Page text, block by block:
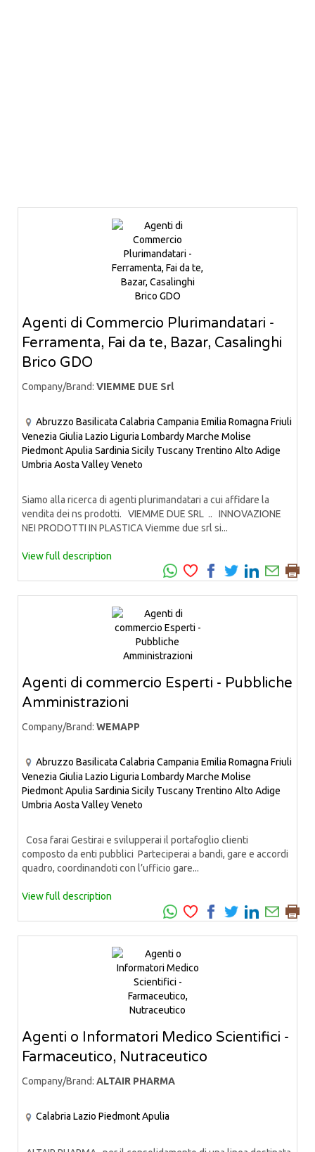
Agenti di Commercio Plurimandatari -
Ferramenta, Fai da te, Bazar, Casalinghi
Brico GDO
Company/Brand: VIEMME DUE Srl
Abruzzo Basilicata Calabria Campania Emilia Romagna Friuli
Venezia Giulia Lazio Liguria LombardyMarche Molise
PiedmontApulia Sardinia Sicily Tuscany Trentino Alto Adige
Umbria Aosta ValleyVeneto
Siamo alla ricerca di agenti plurimandatari a cui affidare la
vendita dei ns prodotti. VIEMME DUE SRL .. INNOVAZIONE
NEI PRODOTTI IN PLASTICA Viemme due srl si...
View full description
Agenti di commercio Esperti - Pubbliche
Amministrazioni
Company/Brand: WEMAPP
Abruzzo Basilicata Calabria Campania Emilia Romagna Friuli
Venezia Giulia Lazio Liguria LombardyMarche Molise
PiedmontApulia Sardinia Sicily Tuscany Trentino Alto Adige
Umbria Aosta ValleyVeneto
Cosa farai Gestirai e svilupperai il portafoglio clienti
composto da enti pubblici Parteciperai a bandi, gare e accordi
quadro, coordinandoti con l’ufficio gare...
View full description
Agenti o Informatori Medico Scientifici -
Farmaceutico, Nutraceutico
Company/Brand: ALTAIR PHARMA
Calabria Lazio PiedmontApulia